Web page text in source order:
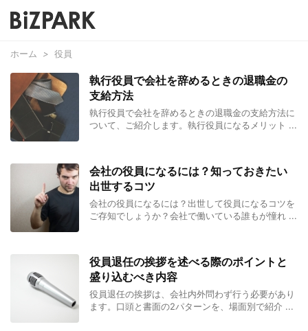
ホーム > 役員
執行役員で会社を辞めるときの退職金の
支給方法
執行役員で会社を辞めるときの退職金の支給方法に
ついて、ご紹介します。執行役員になるメリット ...
会社の役員になるには？知っておきたい
出世するコツ
会社の役員になるには？出世して役員になるコツを
ご存知でしょうか？会社で働いている誰もが憧れ ...
役員退任の挨拶を述べる際のポイントと
盛り込むべき内容
役員退任の挨拶は、会社内外問わず行う必要があり
ます。口頭と書面の2パターンを、場面別で紹介 ...